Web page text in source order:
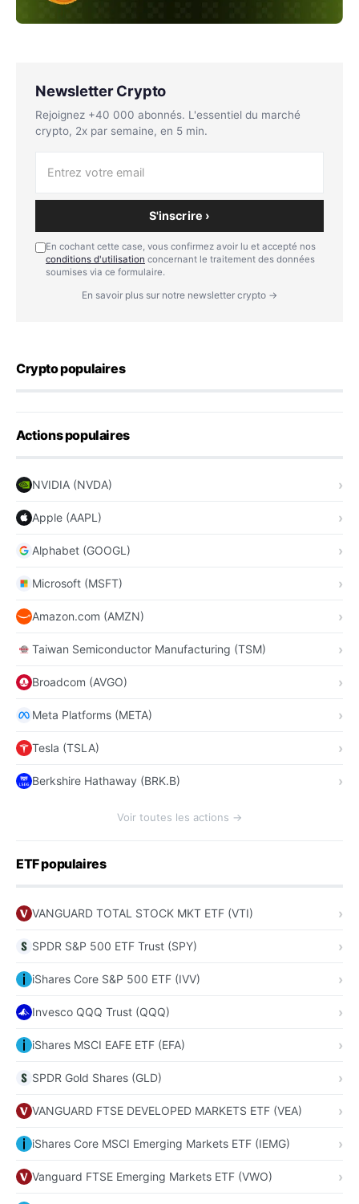
Newsletter Crypto
Rejoignez +40 000 abonnés. L'essentiel du marché
crypto, 2x par semaine, en 5 min.
S'inscrire ›
En cochant cette case, vous confirmez avoir lu et accepté nos
conditions d'utilisation concernant le traitement des données
soumises via ce formulaire.
En savoir plus sur notre newsletter crypto →
Crypto populaires
Actions populaires
NVIDIA (NVDA)
Apple (AAPL)
Alphabet (GOOGL)
Microsoft (MSFT)
Amazon.com (AMZN)
Taiwan Semiconductor Manufacturing (TSM)
Broadcom (AVGO)
Meta Platforms (META)
Tesla (TSLA)
Berkshire Hathaway (BRK.B)
Voir toutes les actions →
ETF populaires
VANGUARD TOTAL STOCK MKT ETF (VTI)
SPDR S&P 500 ETF Trust (SPY)
iShares Core S&P 500 ETF (IVV)
Invesco QQQ Trust (QQQ)
iShares MSCI EAFE ETF (EFA)
SPDR Gold Shares (GLD)
VANGUARD FTSE DEVELOPED MARKETS ETF (VEA)
iShares Core MSCI Emerging Markets ETF (IEMG)
Vanguard FTSE Emerging Markets ETF (VWO)